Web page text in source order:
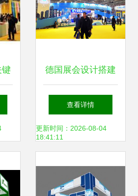
键 德国展会设计搭建
一站式服务的有
吗?
查看详情
更新时间：2026-08-04
18:41:11